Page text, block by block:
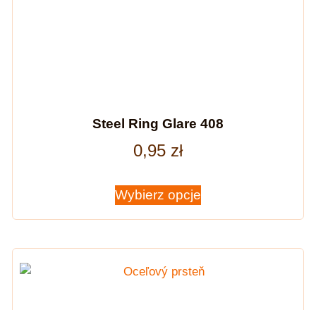
Steel Ring Glare 408
0,95 zł
Wybierz opcje